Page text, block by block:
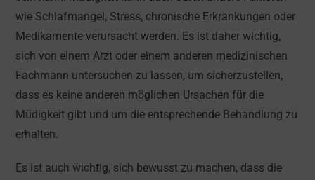
wie Schlafmangel, Stress, chronische Erkrankungen oder
Medikamente verursacht werden. Es ist daher wichtig,
sich von einem Arzt oder einem anderen medizinischen
Fachmann untersuchen zu lassen, um sicherzustellen,
dass es keine anderen möglichen Ursachen für die
Müdigkeit gibt und um die entsprechende Behandlung zu
erhalten.
Es ist auch wichtig, sich bewusst zu machen, dass die